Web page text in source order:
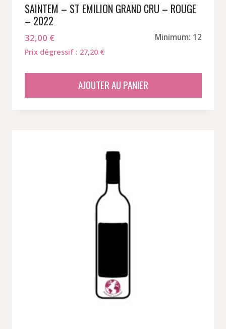
SAINTEM – ST EMILION GRAND CRU – ROUGE
– 2022
32,00 € Minimum: 12
Prix dégressif : 27,20 €
AJOUTER AU PANIER